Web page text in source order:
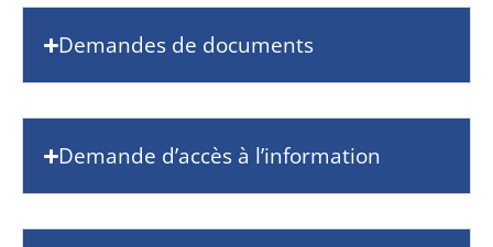
Demandes de documents
Demande d’accès à l’information